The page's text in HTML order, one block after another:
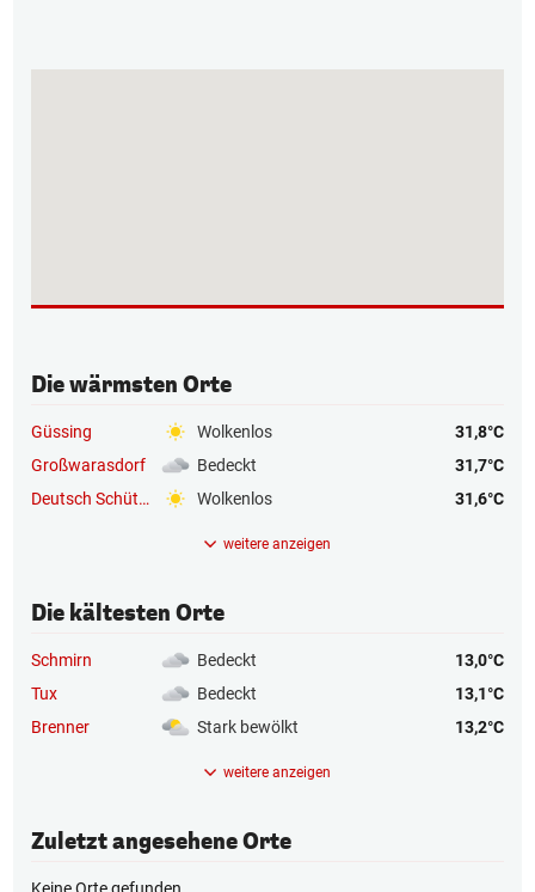
Die wärmsten Orte
Güssing Wolkenlos
31,8°C
Großwarasdorf
Bedeckt
31,7°C
Deutsch Schützen-Eisenbg.
Wolkenlos 31,6°C
weitere anzeigen
Die kältesten Orte
Schmirn Bedeckt
13,0°C
Tux
Bedeckt
13,1°C
Brenner
Stark bewölkt 13,2°C
weitere anzeigen
Zuletzt angesehene Orte